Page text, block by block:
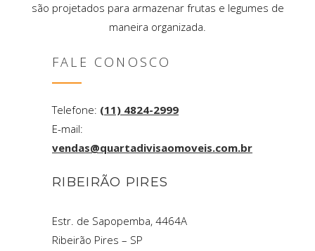
são projetados para armazenar frutas e legumes de
maneira organizada.
FALE CONOSCO
Telefone: (11) 4824-2999
E-mail:
vendas@quartadivisaomoveis.com.br
RIBEIRÃO PIRES
Estr. de Sapopemba, 4464A
Ribeirão Pires – SP